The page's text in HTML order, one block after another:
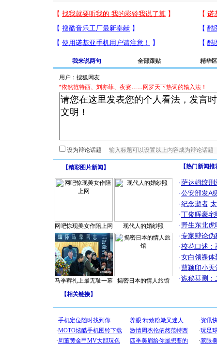
我来说两句 全部跟贴 精华区
用户：
*依然范特西、刘亦菲、夜宴……网罗天下热词的输入法！
设为辩论话题
【精彩图片新闻 】
网吧惊现美女作陪上网 现代人的婚纱照
马季葬礼上最无耻一幕 揭密日本的情人旅馆
【热门新闻
·萨达姆绞刑
·公安部发A
·纪念逝者
·丁俊晖豪
·野生东北
·专家辩论伪
·校花口述：
·女白领祼体
·曹颖印小天
·诡秘莫测：
【相关链接】